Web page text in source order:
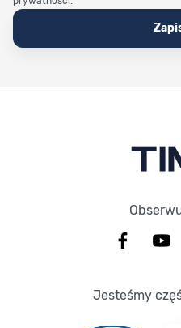
Jesteśmy